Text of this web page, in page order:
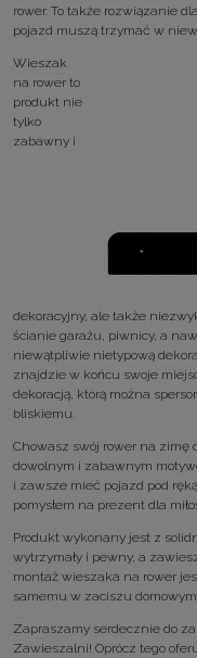
rower. To także rozwiązanie
pojazd muszą trzymać w
Wieszak
na rower to
produkt nie
tylko
zabawny i
dekoracyjny, ale także
ścianie garażu, piwnicy, a
niewątpliwie nietypową
znajdzie w końcu swoje
dekoracją, którą można
bliskiemu.
Chowasz swój rower na zimę
dowolnym i zabawnym
i zawsze mieć pojazd pod
pomysłem na prezent dla
Produkt wykonany jest z
wytrzymały i pewny, a
montaż wieszaka na rower
samemu w zaciszu domowym.
Zapraszamy serdecznie do
Zawieszalni! Oprócz tego